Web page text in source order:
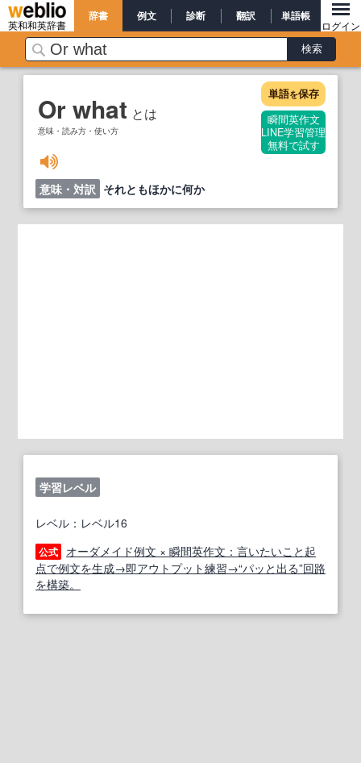
英和和英辞書
辞書 例文 診断 翻訳 単語帳
ログイン
Or what とは
意味・読み方・使い方
単語を保存
瞬間英作文
LINE学習管理
無料で試す
意味・対訳 それともほかに何か
学習レベル
レベル：レベル16
公式
オーダメイド例文 × 瞬間英作文：言いたいこと起
点で例文を生成→即アウトプット練習→“パッと出る”回路
を構築。